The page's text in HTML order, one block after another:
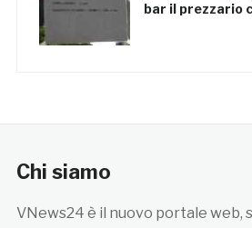
bar il prezzario
Chi siamo
VNews24 è il nuovo portale web,